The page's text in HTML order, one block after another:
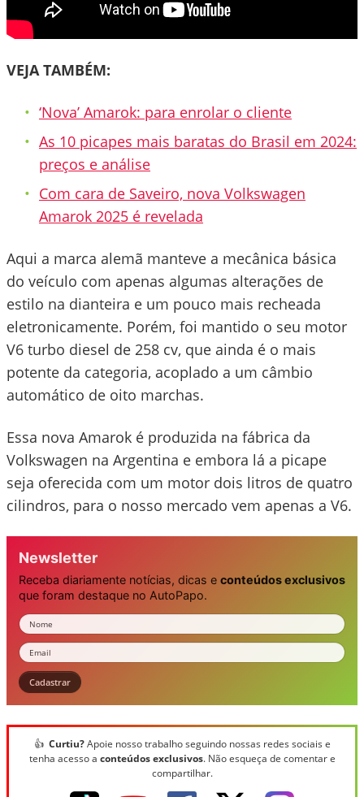
VEJA TAMBÉM:
‘Nova’ Amarok: para enrolar o cliente
As 10 picapes mais baratas do Brasil em 2024:
preços e análise
Com cara de Saveiro, nova Volkswagen
Amarok 2025 é revelada
Aqui a marca alemã manteve a mecânica básica
do veículo com apenas algumas alterações de
estilo na dianteira e um pouco mais recheada
eletronicamente. Porém, foi mantido o seu motor
V6 turbo diesel de 258 cv, que ainda é o mais
potente da categoria, acoplado a um câmbio
automático de oito marchas.
Essa nova Amarok é produzida na fábrica da
Volkswagen na Argentina e embora lá a picape
seja oferecida com um motor dois litros de quatro
cilindros, para o nosso mercado vem apenas a V6.
Newsletter
Receba diariamente notícias, dicas e conteúdos exclusivos
que foram destaque no AutoPapo.
Nome
Email
Cadastrar
👍 Curtiu?Apoie nosso trabalho seguindo nossas redes sociais e
tenha acesso a conteúdos exclusivos. Não esqueça de comentar e
compartilhar.